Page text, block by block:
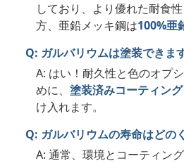
しており、より優れた耐食
方、亜鉛メッキ鋼は100%亜
Q: ガルバリウムは塗装できま
A: はい！耐久性と色のオプ
めに、 塗装済みコーティング
け入れます。
Q: ガルバリウムの寿命はどの
A: 通常、環境とコーティン